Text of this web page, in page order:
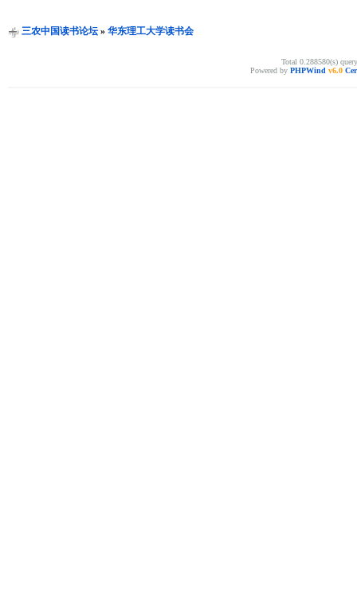
三农中国读书论坛» 华东理工大学读书会
Total 0.288580(s)
Powered by PHPWind v6.0